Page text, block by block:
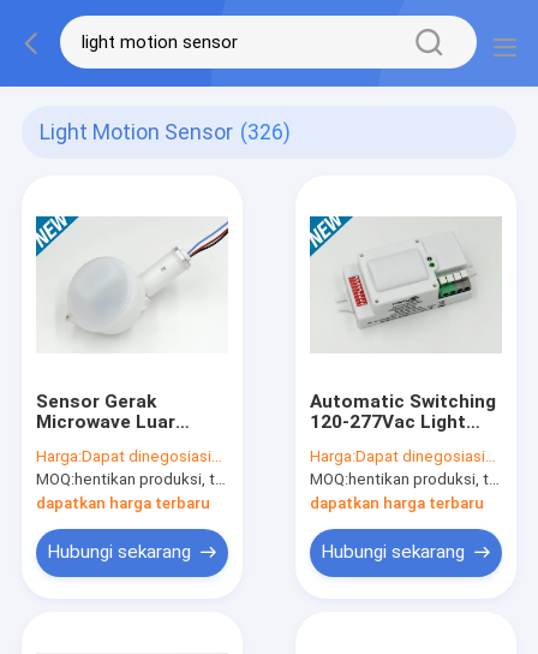
Light Motion Sensor (326)
Sensor Gerak
Microwave Luar
Sensor Gerak Cahaya
Banjir 220V-240V
Harga:Dapat dinegosiasikan
MOQ:hentikan produksi, tidak tersedia.
dapatkan harga terbaru
Hubungi sekarang
Automatic Switching
120-277Vac Light
Microwave Disetujui
FCC
Harga:Dapat dinegosiasikan
MOQ:hentikan produksi, tidak tersedia.
dapatkan harga terbaru
Hubungi sekarang